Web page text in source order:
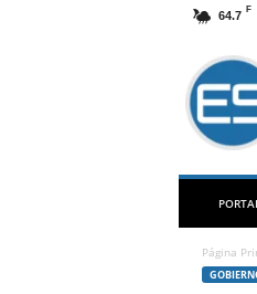
64.7 F
S
N
O
Página